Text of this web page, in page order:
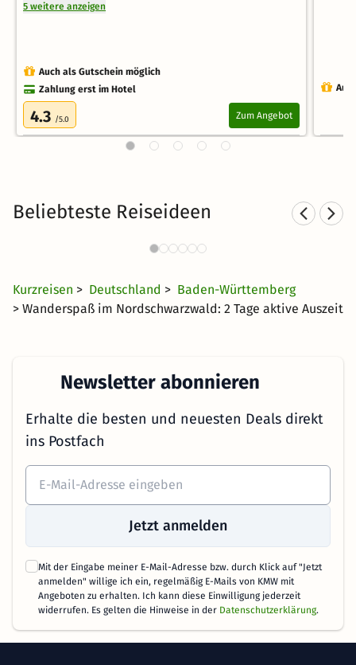
5 weitere anzeigen
Auch als Gutschein möglich
Zahlung erst im Hotel
4.3 /5.0 Zum Angebot
Beliebteste Reiseideen
Sporthotels im Schwarzwald
831 Angebote
Kurzreisen > Deutschland > Baden-Württemberg
> Wanderspaß im Nordschwarzwald: 2 Tage aktive Auszeit
Newsletter abonnieren
Erhalte die besten und neuesten Deals direkt
ins Postfach
Jetzt anmelden
Mit der Eingabe meiner E-Mail-Adresse bzw. durch Klick auf "Jetzt
anmelden" willige ich ein, regelmäßig E-Mails von KMW mit
Angeboten zu erhalten. Ich kann diese Einwilligung jederzeit
widerrufen. Es gelten die Hinweise in der Datenschutzerklärung.